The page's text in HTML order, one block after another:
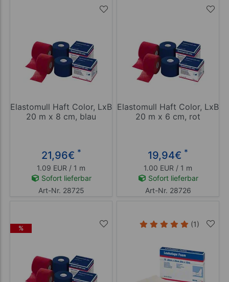
Elastomull Haft Color, LxB
20 m x 8 cm, blau
21,96€ *
1.09 EUR / 1 m
Sofort lieferbar
Art-Nr. 28725
Elastomull Haft Color, LxB
20 m x 6 cm, rot
19,94€ *
1.00 EUR / 1 m
Sofort lieferbar
Art-Nr. 28726
%
(1)